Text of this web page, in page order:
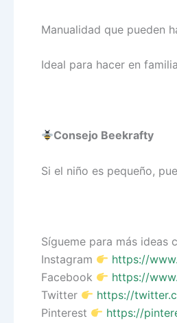
Manualidad que pueden
Ideal para hacer en
Consejo Beekrafty
Si el niño es pequeño,
Sígueme para más ideas
Instagram
https://
Facebook
https://
Twitter
https://
Pinterest
https://